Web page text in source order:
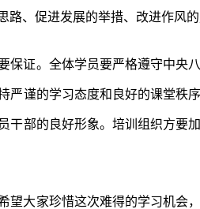
、促进发展的举措、改进作风
保证。全体学员要严格遵守中央
谨的学习态度和良好的课堂秩
部的良好形象。培训组织方要
大家珍惜这次难得的学习机会